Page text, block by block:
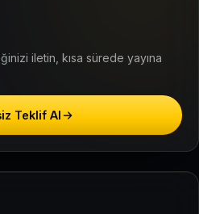
iletin, kısa sürede yayına
Teklif Al